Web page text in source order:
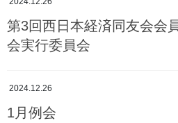
第3回西日本経済同友会会
会実行委員会
2024.12.26
1月例会